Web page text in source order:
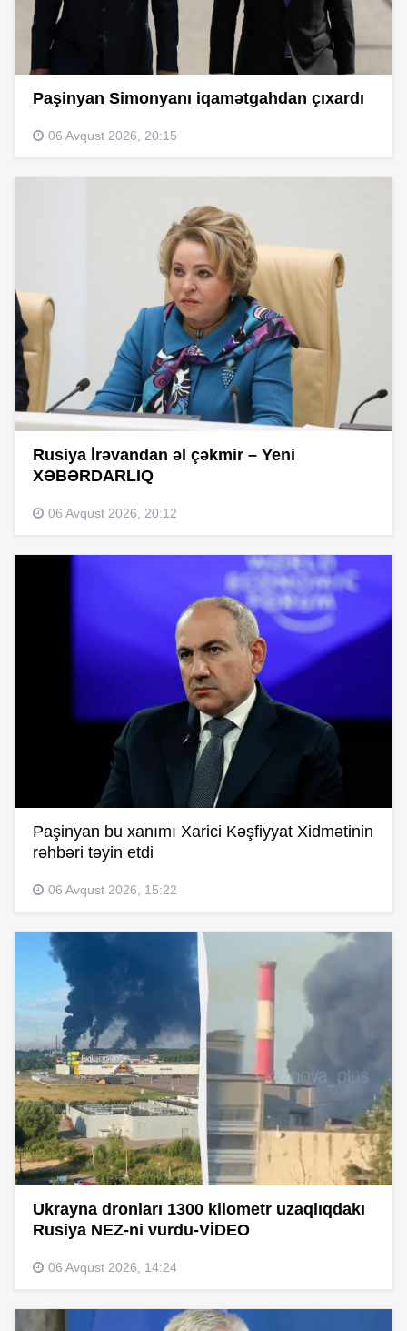
Paşinyan Simonyanı iqamətgahdan çıxardı
06 Avqust 2026, 20:15
Rusiya İrəvandan əl çəkmir – Yeni
XƏBƏRDARLIQ
06 Avqust 2026, 20:12
Paşinyan bu xanımı Xarici Kəşfiyyat Xidmətinin
rəhbəri təyin etdi
06 Avqust 2026, 15:22
Ukrayna dronları 1300 kilometr uzaqlıqdakı
Rusiya NEZ-ni vurdu-VİDEO
06 Avqust 2026, 14:24